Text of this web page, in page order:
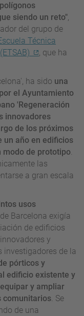
siendo un reto",
del grupo de
Técnica
, que ha
ha sido una
el Ayuntamiento
'Regeneración
innovadores
de los próximos
un año en edificios
modo de prototipo.
las
a gran escala
usos
Barcelona exigía
de edificios
y
investigadores de la
pórticos y
edificio existente y
y ampliar
comunitarios. Se
de una